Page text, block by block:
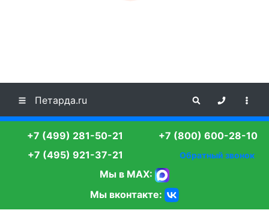
Петарда.ru
+7 (499) 281-50-21
+7 (495) 921-37-21
+7 (800) 600-28-10
Обратный звонок
Мы в MAX:
Мы вконтакте: